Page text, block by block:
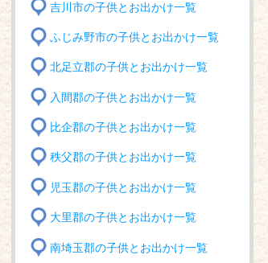
吉川市の子供とお出かけ一覧
ふじみ野市の子供とお出かけ一覧
北足立郡の子供とお出かけ一覧
入間郡の子供とお出かけ一覧
比企郡の子供とお出かけ一覧
秩父郡の子供とお出かけ一覧
児玉郡の子供とお出かけ一覧
大里郡の子供とお出かけ一覧
南埼玉郡の子供とお出かけ一覧